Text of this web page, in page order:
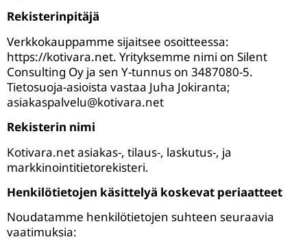
Rekisterinpitäjä
Verkkokauppamme sijaitsee osoitteessa:
https://kotivara.net. Yrityksemme nimi on Silent
Consulting Oy ja sen Y-tunnus on 3487080-5.
Tietosuoja-asioista vastaa Juha Jokiranta;
asiakaspalvelu@kotivara.net
Rekisterin nimi
Kotivara.net asiakas-, tilaus-, laskutus-, ja
markkinointitietorekisteri.
Henkilötietojen käsittelyä koskevat periaatteet
Noudatamme henkilötietojen suhteen seuraavia
vaatimuksia: